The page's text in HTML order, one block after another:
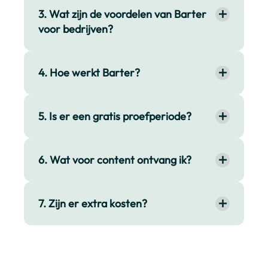
3. Wat zijn de voordelen van Barter
voor bedrijven?
4. Hoe werkt Barter?
5. Is er een gratis proefperiode?
6. Wat voor content ontvang ik?
7. Zijn er extra kosten?